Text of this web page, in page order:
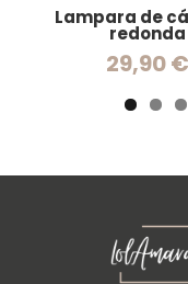
Lampara de
redonda
29,90 €